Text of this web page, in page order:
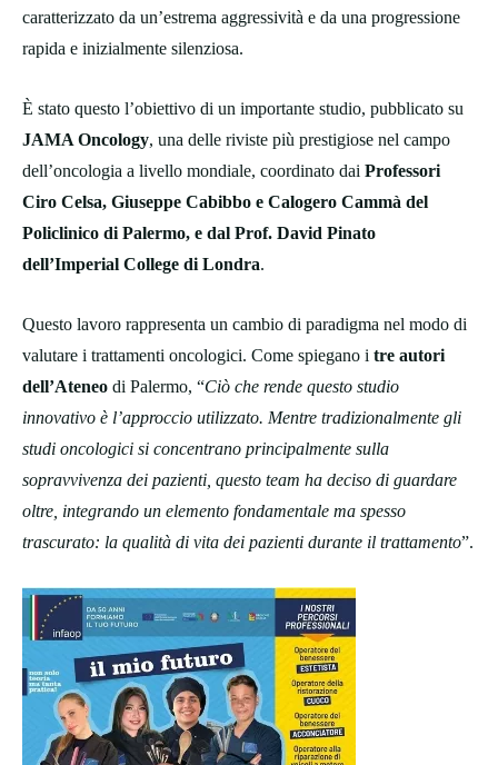
caratterizzato da un’estrema aggressività e da una progressione
rapida e inizialmente silenziosa.
È stato questo l’obiettivo di un importante studio, pubblicato su
JAMA Oncology, una delle riviste più prestigiose nel campo
dell’oncologia a livello mondiale, coordinato dai Professori
Ciro Celsa, Giuseppe Cabibbo e Calogero Cammà del
Policlinico di Palermo, e dal Prof. David Pinato
dell’Imperial College di Londra.
Questo lavoro rappresenta un cambio di paradigma nel modo di
valutare i trattamenti oncologici. Come spiegano i tre autori
dell’Ateneo di Palermo, “Ciò che rende questo studio
innovativo è l’approccio utilizzato. Mentre tradizionalmente gli
studi oncologici si concentrano principalmente sulla
sopravvivenza dei pazienti, questo team ha deciso di guardare
oltre, integrando un elemento fondamentale ma spesso
trascurato: la qualità di vita dei pazienti durante il trattamento”.